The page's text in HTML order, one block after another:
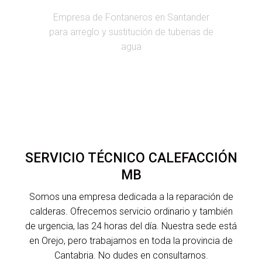
Empresa de Fontaneros en Santander
para arreglo y sustitución de tuberias de
agua
SERVICIO TÉCNICO CALEFACCIÓN
MB
Somos una empresa dedicada a la reparación de
calderas. Ofrecemos servicio ordinario y también
de urgencia, las 24 horas del día. Nuestra sede está
en Orejo, pero trabajamos en toda la provincia de
Cantabria. No dudes en consultarnos.